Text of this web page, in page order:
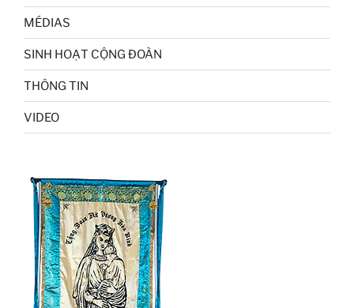
MÉDIAS
SINH HOẠT CỘNG ĐOÀN
THÔNG TIN
VIDEO